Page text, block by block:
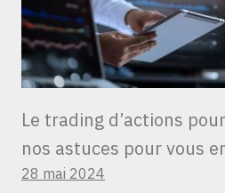
Le trading d’actions
nos astuces pour vous
28 mai 2024